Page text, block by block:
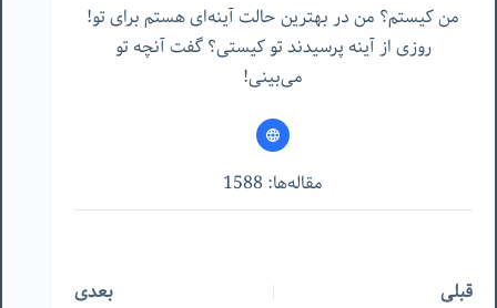
من کیستم؟ من در بهترین حالت آینه‌ای هستم برای تو!
روزی از آینه پرسیدند تو کیستی؟ گفت آنچه تو
می‌بینی!
مقاله‌ها: 1588
قبلی بعدی